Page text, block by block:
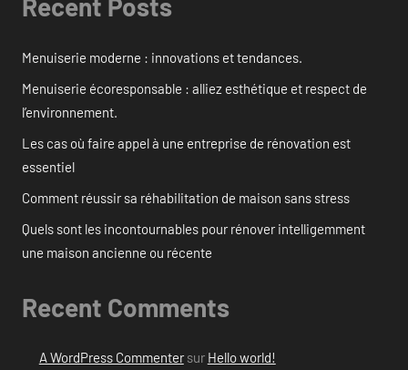
Recent Posts
Menuiserie moderne : innovations et tendances.
Menuiserie écoresponsable : alliez esthétique et respect de
l’environnement.
Les cas où faire appel à une entreprise de rénovation est
essentiel
Comment réussir sa réhabilitation de maison sans stress
Quels sont les incontournables pour rénover intelligemment
une maison ancienne ou récente
Recent Comments
A WordPress Commentersur Hello world!